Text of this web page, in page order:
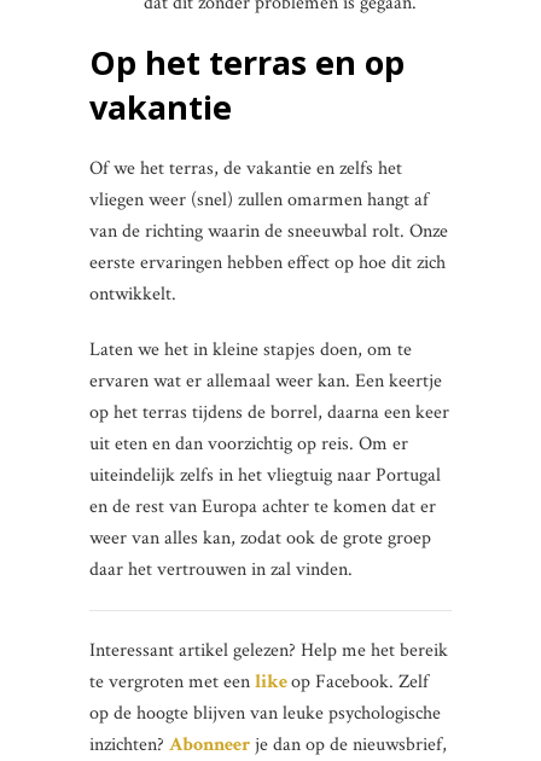
Op het terras en op
vakantie
Of we het terras, de vakantie en zelfs het
vliegen weer (snel) zullen omarmen hangt af
van de richting waarin de sneeuwbal rolt. Onze
eerste ervaringen hebben effect op hoe dit zich
ontwikkelt.
Laten we het in kleine stapjes doen, om te
ervaren wat er allemaal weer kan. Een keertje
op het terras tijdens de borrel, daarna een keer
uit eten en dan voorzichtig op reis. Om er
uiteindelijk zelfs in het vliegtuig naar Portugal
en de rest van Europa achter te komen dat er
weer van alles kan, zodat ook de grote groep
daar het vertrouwen in zal vinden.
Interessant artikel gelezen? Help me het bereik
te vergroten met eenlikeop Facebook. Zelf
op de hoogte blijven van leuke psychologische
inzichten? Abonneerje dan op de nieuwsbrief,